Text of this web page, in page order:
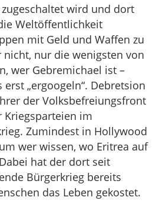
wird und dort
Weltöffentlichkeit
mit Geld und Waffen zu
nicht, nur die wenigsten von
wer Gebremichael ist –
„ergoogeln“. Debretsion
der Volksbefreiungsfront
Kriegsparteien im
Zumindest in Hollywood
wer wissen, wo Eritrea auf
hat der dort seit
Bürgerkrieg bereits
das Leben gekostet.